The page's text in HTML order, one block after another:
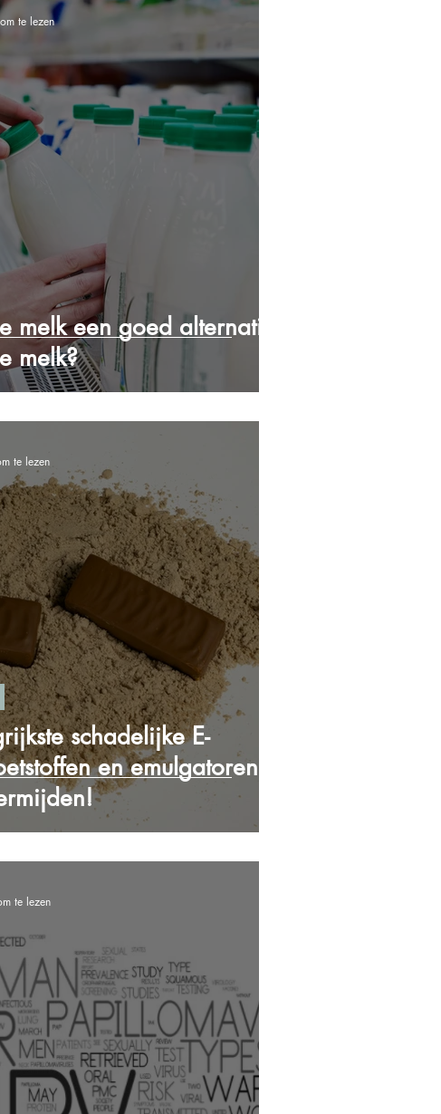
melk een goed alternatief
melk?
te lezen
schadelijke E-
en emulgatoren
te lezen
te lezen